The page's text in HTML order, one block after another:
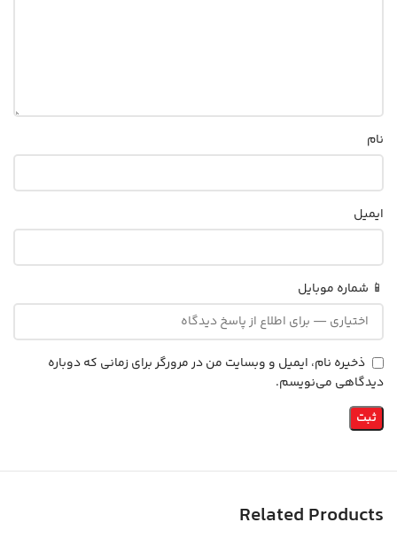
نام
ایمیل
📱 شماره موبایل
ذخیره نام، ایمیل و وبسایت من در مرورگر برای زمانی که دوباره
دیدگاهی می‌نویسم.
Related Products